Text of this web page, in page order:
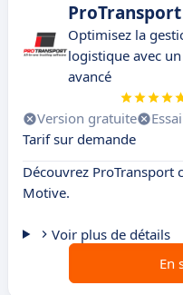
ProTransport
Optimisez la
logistique avec
avancé
Version gratuite
Tarif sur demande
Découvrez
Motive.
Voir plus de détails
En